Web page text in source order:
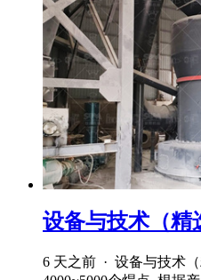
设备与技术（精
6 天之前 · 设备与技术